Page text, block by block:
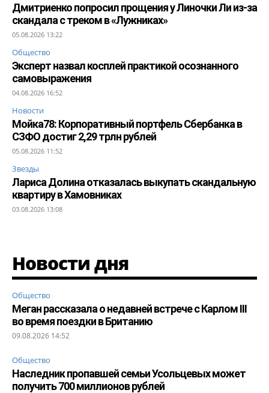
Дмитриенко попросил прощения у Линочки Ли из-за
скандала с треком в «Лужниках»
05.08.2026 13:22
Общество
Эксперт назвал косплей практикой осознанного
самовыражения
04.08.2026 16:52
Новости
Мойка78: Корпоративный портфель Сбербанка в
СЗФО достиг 2,29 трлн рублей
05.08.2026 11:52
Звезды
Лариса Долина отказалась выкупать скандальную
квартиру в Хамовниках
03.08.2026 13:08
Новости дня
Общество
Меган рассказала о недавней встрече с Карлом III
во время поездки в Британию
09.08.2026 14:52
Общество
Наследник пропавшей семьи Усольцевых может
получить 700 миллионов рублей